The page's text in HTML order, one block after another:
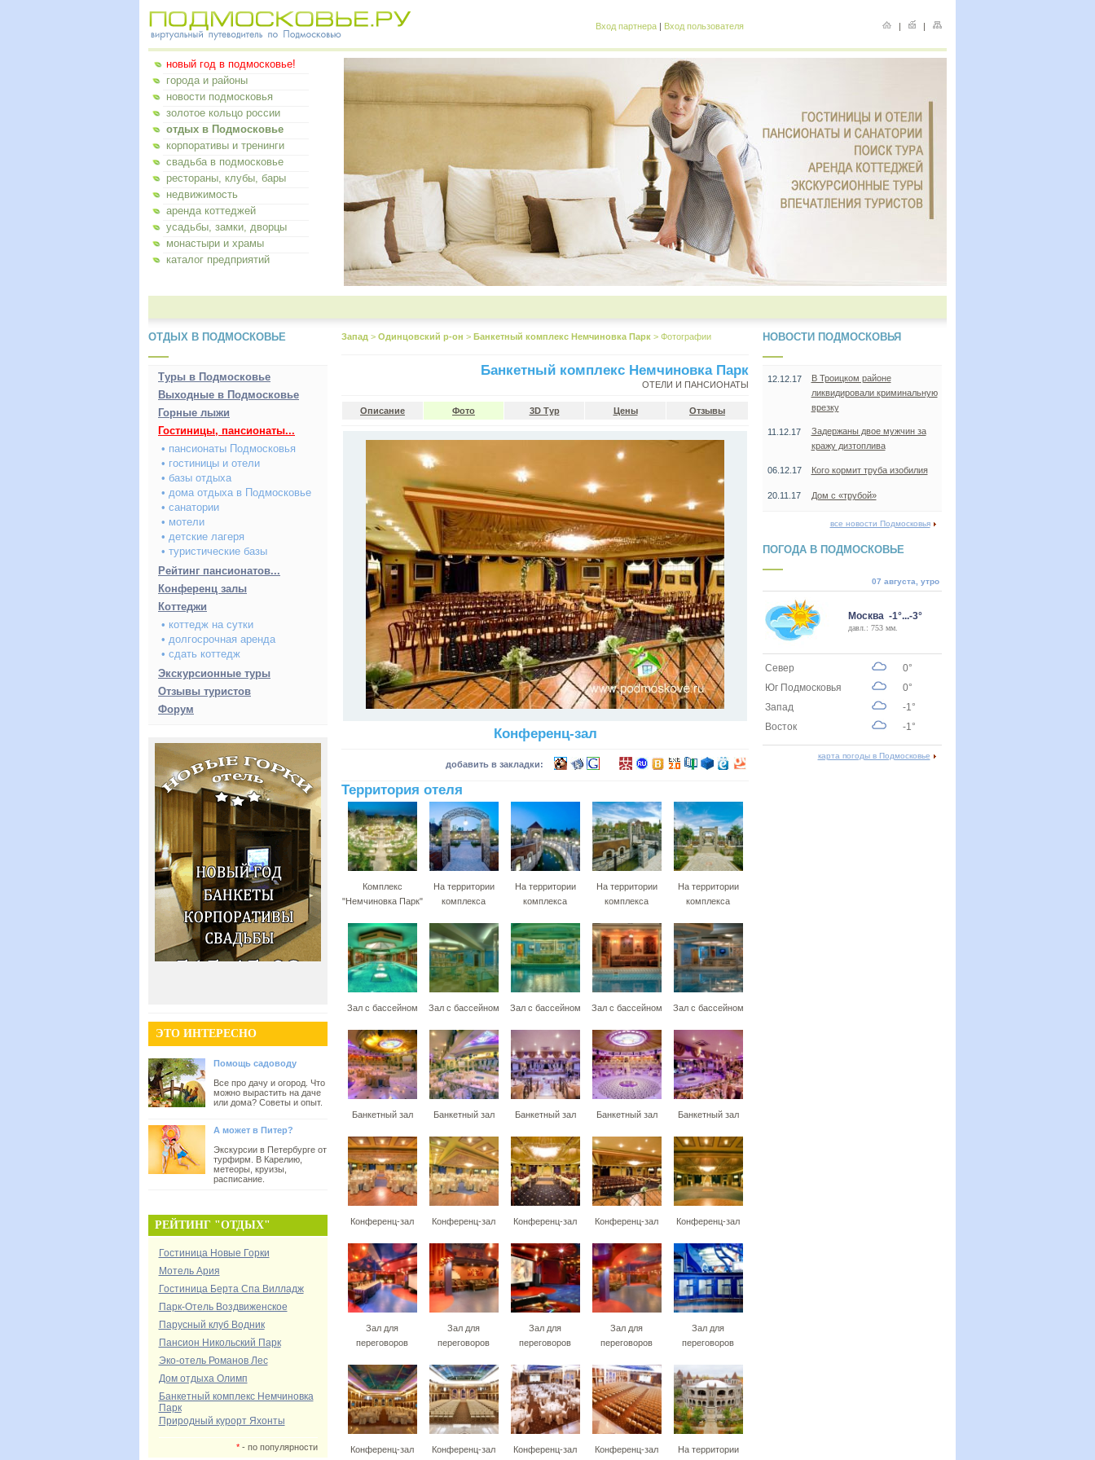
Вход партнера | Вход пользователя | |
новый год в подмосковье!
города и районы
новости подмосковья
золотое кольцо россии
отдых в Подмосковье
корпоративы и тренинги
свадьба в подмосковье
рестораны, клубы, бары
недвижимость
аренда коттеджей
усадьбы, замки, дворцы
монастыри и храмы
каталог предприятий
ОТДЫХ В ПОДМОСКОВЬЕ
Туры в Подмосковье
Выходные в Подмосковье
Горные лыжи
Гостиницы, пансионаты...
• пансионаты Подмосковья
• гостиницы и отели
• базы отдыха
• дома отдыха в Подмосковье
• санатории
• мотели
• детские лагеря
• туристические базы
Рейтинг пансионатов...
Конференц залы
Коттеджи
• коттедж на сутки
• долгосрочная аренда
• сдать коттедж
Экскурсионные туры
Отзывы туристов
Форум
ЭТО ИНТЕРЕСНО
Помощь садоводу
Все про дачу и огород. Что
можно вырастить на даче
или дома? Советы и опыт.
А может в Питер?
Экскурсии в Петербурге от
турфирм. В Карелию,
метеоры, круизы,
расписание.
РЕЙТИНГ "ОТДЫХ"
Гостиница Новые Горки
Мотель Ария
Гостиница Берта Спа Вилладж
Парк-Отель Воздвиженское
Парусный клуб Водник
Пансион Никольский Парк
Эко-отель Романов Лес
Дом отдыха Олимп
Банкетный комплекс Немчиновка
Парк
Природный курорт Яхонты
*- по популярности
Запад > Одинцовский р-он > Банкетный комплекс Немчиновка Парк > Фотографии
Банкетный комплекс Немчиновка Парк
ОТЕЛИ И ПАНСИОНАТЫ
Описание Фото 3D Тур Цены Отзывы
Конференц-зал
добавить в закладки:
Территория отеля
Комплекс
"Немчиновка Парк"
На территории
комплекса
На территории
комплекса
На территории
комплекса
На территории
комплекса
Зал с бассейном Зал с бассейном Зал с бассейном Зал с бассейном Зал с бассейном
Банкетный зал Банкетный зал Банкетный зал Банкетный зал Банкетный зал
Конференц-зал Конференц-зал Конференц-зал Конференц-зал Конференц-зал
Зал для
переговоров
Зал для
переговоров
Зал для
переговоров
Зал для
переговоров
Зал для
переговоров
Конференц-зал
Конференц-зал
Конференц-зал
Конференц-зал
На территории
НОВОСТИ ПОДМОСКОВЬЯ
12.12.17
В Троицком районе
ликвидировали криминальную
врезку
11.12.17
Задержаны двое мужчин за
кражу дизтоплива
06.12.17 Кого кормит труба изобилия
20.11.17 Дом с «трубой»
все новости Подмосковья
ПОГОДА В ПОДМОСКОВЬЕ
07 августа, утро
Москва -1°...-3°
давл.: 753 мм.
Север
0°
Юг Подмосковья
0°
Запад
-1°
Восток
-1°
карта погоды в Подмосковье